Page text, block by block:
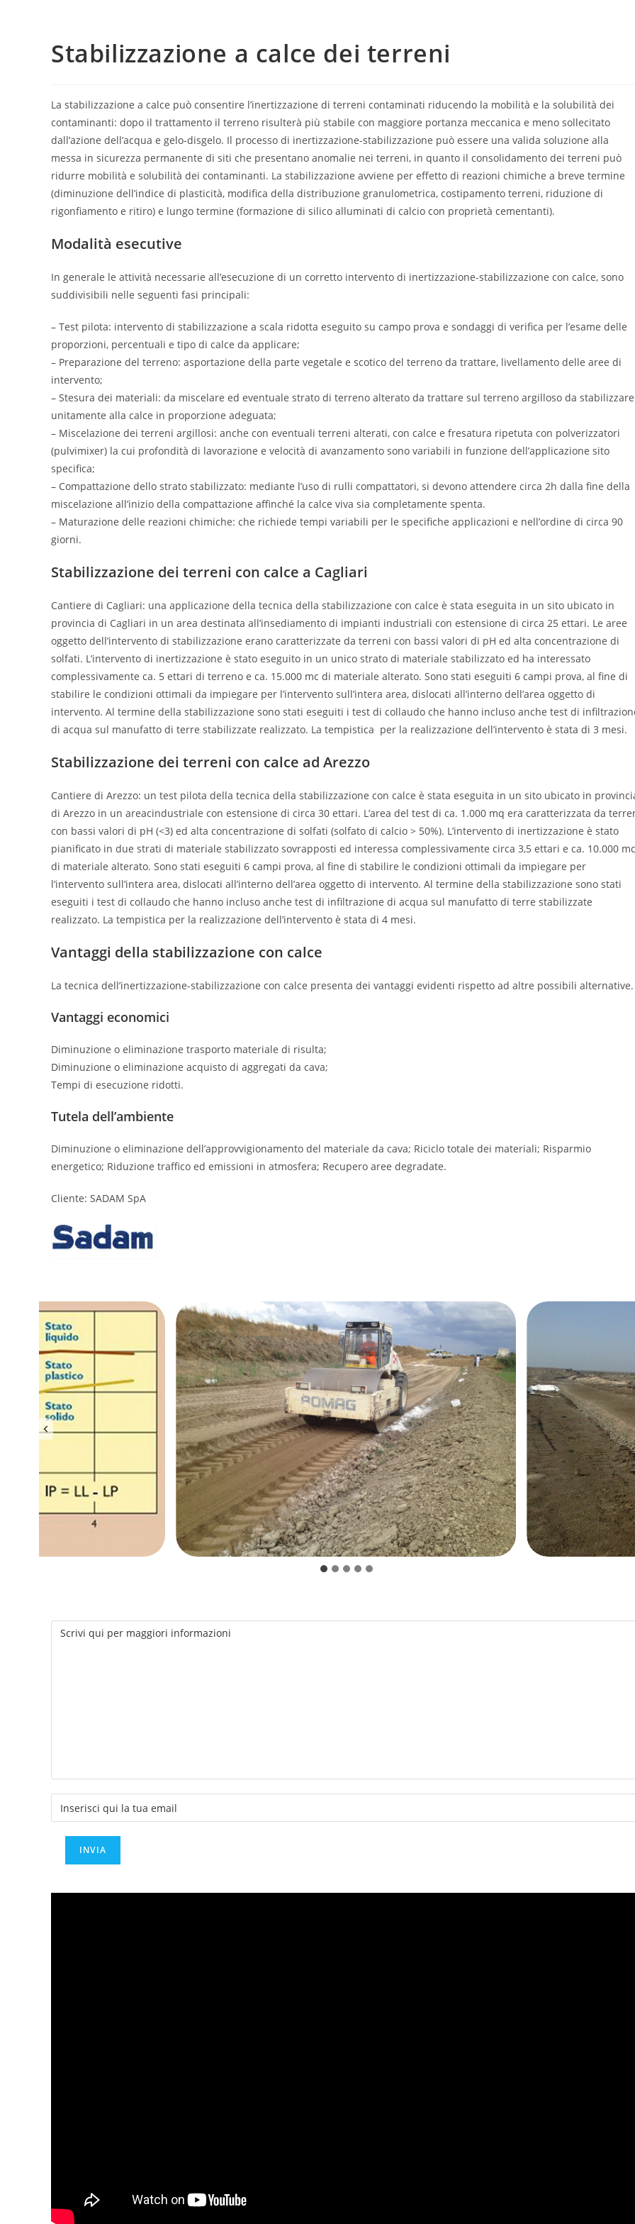
Stabilizzazione a calce dei terreni
La stabilizzazione a calce può consentire l’inertizzazione di terreni contaminati riducendo la mobilità e la solubilità dei
contaminanti: dopo il trattamento il terreno risulterà più stabile con maggiore portanza meccanica e meno sollecitato
dall’azione dell’acqua e gelo-disgelo. Il processo di inertizzazione-stabilizzazione può essere una valida soluzione alla
messa in sicurezza permanente di siti che presentano anomalie nei terreni, in quanto il consolidamento dei terreni può
ridurre mobilità e solubilità dei contaminanti. La stabilizzazione avviene per effetto di reazioni chimiche a breve termine
(diminuzione dell’indice di plasticità, modifica della distribuzione granulometrica, costipamento terreni, riduzione di
rigonfiamento e ritiro) e lungo termine (formazione di silico alluminati di calcio con proprietà cementanti).
Modalità esecutive
In generale le attività necessarie all’esecuzione di un corretto intervento di inertizzazione-stabilizzazione con calce, sono
suddivisibili nelle seguenti fasi principali:
– Test pilota: intervento di stabilizzazione a scala ridotta eseguito su campo prova e sondaggi di verifica per l’esame delle
proporzioni, percentuali e tipo di calce da applicare;
– Preparazione del terreno: asportazione della parte vegetale e scotico del terreno da trattare, livellamento delle aree di
intervento;
– Stesura dei materiali: da miscelare ed eventuale strato di terreno alterato da trattare sul terreno argilloso da stabilizzare
unitamente alla calce in proporzione adeguata;
– Miscelazione dei terreni argillosi: anche con eventuali terreni alterati, con calce e fresatura ripetuta con polverizzatori
(pulvimixer) la cui profondità di lavorazione e velocità di avanzamento sono variabili in funzione dell’applicazione sito
specifica;
– Compattazione dello strato stabilizzato: mediante l’uso di rulli compattatori, si devono attendere circa 2h dalla fine della
miscelazione all’inizio della compattazione affinché la calce viva sia completamente spenta.
– Maturazione delle reazioni chimiche: che richiede tempi variabili per le specifiche applicazioni e nell’ordine di circa 90
giorni.
Stabilizzazione dei terreni con calce a Cagliari
Cantiere di Cagliari: una applicazione della tecnica della stabilizzazione con calce è stata eseguita in un sito ubicato in
provincia di Cagliari in un area destinata all’insediamento di impianti industriali con estensione di circa 25 ettari. Le aree
oggetto dell’intervento di stabilizzazione erano caratterizzate da terreni con bassi valori di pH ed alta concentrazione di
solfati. L’intervento di inertizzazione è stato eseguito in un unico strato di materiale stabilizzato ed ha interessato
complessivamente ca. 5 ettari di terreno e ca. 15.000 mc di materiale alterato. Sono stati eseguiti 6 campi prova, al fine di
stabilire le condizioni ottimali da impiegare per l’intervento sull’intera area, dislocati all’interno dell’area oggetto di
intervento. Al termine della stabilizzazione sono stati eseguiti i test di collaudo che hanno incluso anche test di
di acqua sul manufatto di terre stabilizzate realizzato. La tempistica per la realizzazione dell’intervento è stata di 3 mesi.
Stabilizzazione dei terreni con calce ad Arezzo
Cantiere di Arezzo: un test pilota della tecnica della stabilizzazione con calce è stata eseguita in un sito ubicato in
di Arezzo in un areacindustriale con estensione di circa 30 ettari. L’area del test di ca. 1.000 mq era caratterizzata da
con bassi valori di pH (<3) ed alta concentrazione di solfati (solfato di calcio > 50%). L’intervento di inertizzazione è stato
pianificato in due strati di materiale stabilizzato sovrapposti ed interessa complessivamente circa 3,5 ettari e ca. 10.000 mc
di materiale alterato. Sono stati eseguiti 6 campi prova, al fine di stabilire le condizioni ottimali da impiegare per
l’intervento sull’intera area, dislocati all’interno dell’area oggetto di intervento. Al termine della stabilizzazione sono stati
eseguiti i test di collaudo che hanno incluso anche test di infiltrazione di acqua sul manufatto di terre stabilizzate
realizzato. La tempistica per la realizzazione dell’intervento è stata di 4 mesi.
Vantaggi della stabilizzazione con calce
La tecnica dell’inertizzazione-stabilizzazione con calce presenta dei vantaggi evidenti rispetto ad altre possibili alternative.
Vantaggi economici
Diminuzione o eliminazione trasporto materiale di risulta;
Diminuzione o eliminazione acquisto di aggregati da cava;
Tempi di esecuzione ridotti.
Tutela dell’ambiente
Diminuzione o eliminazione dell’approvvigionamento del materiale da cava; Riciclo totale dei materiali; Risparmio
energetico; Riduzione traffico ed emissioni in atmosfera; Recupero aree degradate.
Cliente: SADAM SpA